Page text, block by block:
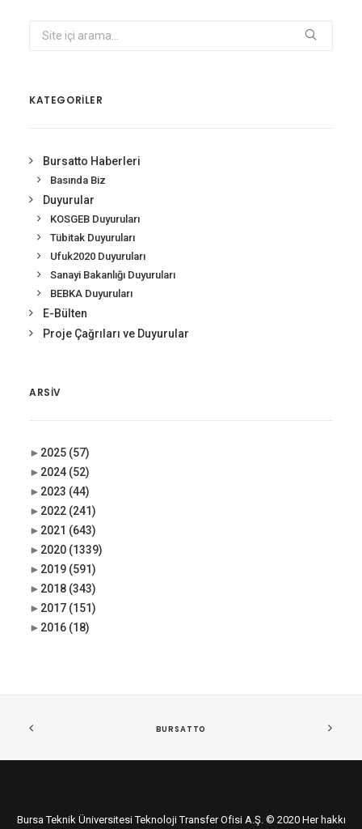
KATEGORİLER
Bursatto Haberleri
Basında Biz
Duyurular
KOSGEB Duyuruları
Tübitak Duyuruları
Ufuk2020 Duyuruları
Sanayi Bakanlığı Duyuruları
BEBKA Duyuruları
E-Bülten
Proje Çağrıları ve Duyurular
ARSIV
► 2025 (57)
► 2024 (52)
► 2023 (44)
► 2022 (241)
► 2021 (643)
► 2020 (1339)
► 2019 (591)
► 2018 (343)
► 2017 (151)
► 2016 (18)
BURSATTO
Bursa Teknik Üniversitesi Teknoloji Transfer Ofisi A.Ş. © 2020 Her hakkı